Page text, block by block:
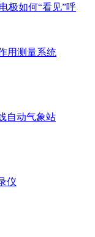
用测量系统
自动气象站
仪
极如何“看见”呼